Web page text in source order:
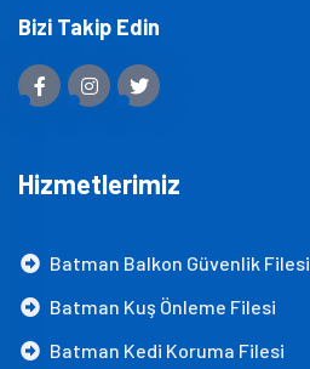
Bizi Takip Edin
Hizmetlerimiz
Batman Balkon Güvenlik Filesi
Batman Kuş Önleme Filesi
Batman Kedi Koruma Filesi